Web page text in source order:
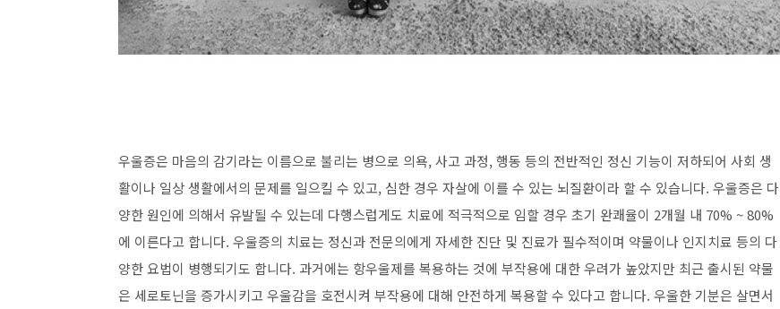
우울증은 마음의 감기라는 이름으로 불리는 병으로 의욕, 사고 과정, 행동 등의 전반적인 정신 기능이 저하되어 사회 생
활이나 일상 생활에서의 문제를 일으킬 수 있고, 심한 경우 자살에 이를 수 있는 뇌질환이라 할 수 있습니다. 우울증은 다
양한 원인에 의해서 유발될 수 있는데 다행스럽게도 치료에 적극적으로 임할 경우 초기 완쾌율이 2개월 내 70% ~ 80%
에 이른다고 합니다. 우울증의 치료는 정신과 전문의에게 자세한 진단 및 진료가 필수적이며 약물이나 인지치료 등의 다
양한 요법이 병행되기도 합니다. 과거에는 항우울제를 복용하는 것에 부작용에 대한 우려가 높았지만 최근 출시된 약물
은 세로토닌을 증가시키고 우울감을 호전시켜 부작용에 대해 안전하게 복용할 수 있다고 합니다. 우울한 기분은 살면서